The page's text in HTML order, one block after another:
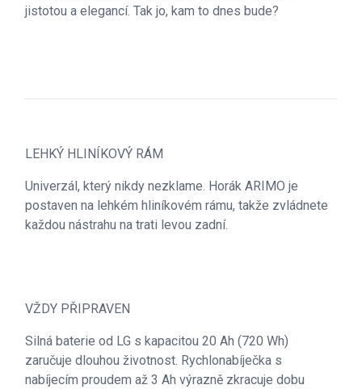
jistotou a elegancí. Tak jo, kam to dnes bude?
LEHKÝ HLINÍKOVÝ RÁM
Univerzál, který nikdy nezklame. Horák ARIMO je
postaven na lehkém hliníkovém rámu, takže zvládnete
každou nástrahu na trati levou zadní.
VŽDY PŘIPRAVEN
Silná baterie od LG s kapacitou 20 Ah (720 Wh)
zaručuje dlouhou životnost. Rychlonabíječka s
nabíjecím proudem až 3 Ah výrazně zkracuje dobu